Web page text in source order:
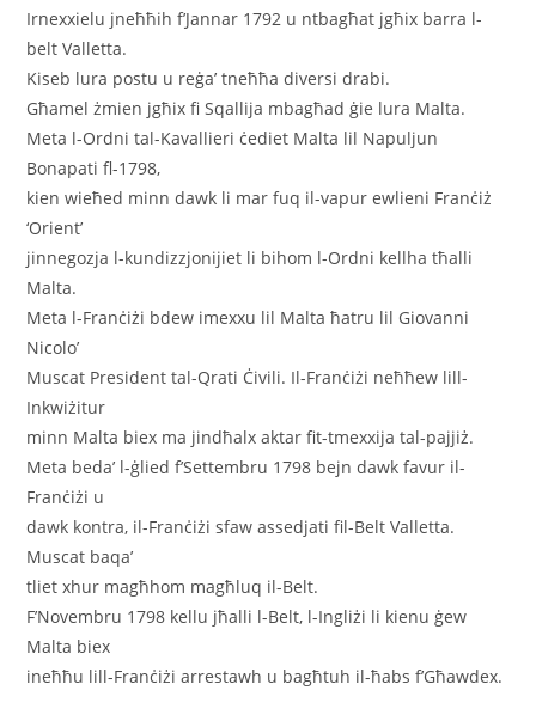
Irnexxielu jneħħih f’Jannar 1792 u ntbagħat jgħix barra l-
belt Valletta.
Kiseb lura postu u reġa’ tneħħa diversi drabi.
Għamel żmien jgħix fi Sqallija mbagħad ġie lura Malta.
Meta l-Ordni tal-Kavallieri ċediet Malta lil Napuljun
Bonapati fl-1798,
kien wieħed minn dawk li mar fuq il-vapur ewlieni Franċiż
‘Orient’
jinnegozja l-kundizzjonijiet li bihom l-Ordni kellha tħalli
Malta.
Meta l-Franċiżi bdew imexxu lil Malta ħatru lil Giovanni
Nicolo’
Muscat President tal-Qrati Ċivili. Il-Franċiżi neħħew lill-
Inkwiżitur
minn Malta biex ma jindħalx aktar fit-tmexxija tal-pajjiż.
Meta beda’ l-ġlied f’Settembru 1798 bejn dawk favur il-
Franċiżi u
dawk kontra, il-Franċiżi sfaw assedjati fil-Belt Valletta.
Muscat baqa’
tliet xhur magħhom magħluq il-Belt.
F’Novembru 1798 kellu jħalli l-Belt, l-Ingliżi li kienu ġew
Malta biex
ineħħu lill-Franċiżi arrestawh u bagħtuh il-ħabs f’Għawdex.